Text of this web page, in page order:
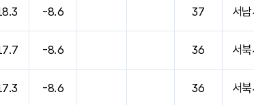
-8.6 37 서남
-8.6 36 서북
-8.6 36 서북